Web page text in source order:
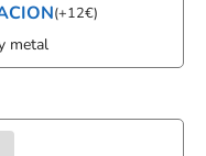
(+12€)
metal